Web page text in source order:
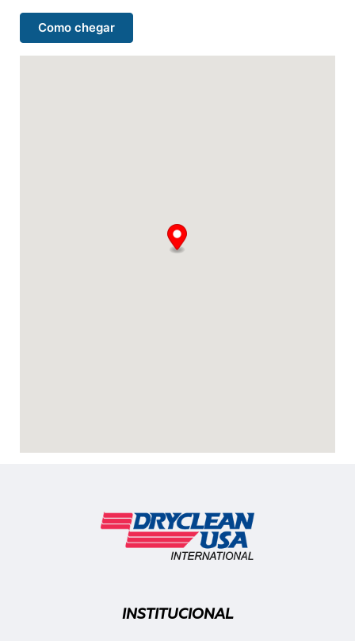
Como chegar
INSTITUCIONAL